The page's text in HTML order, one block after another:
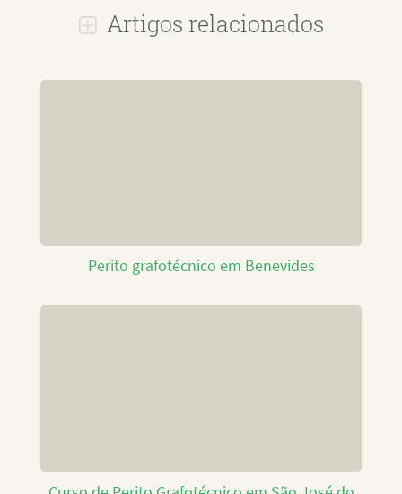
Artigos relacionados
Perito grafotécnico em Benevides